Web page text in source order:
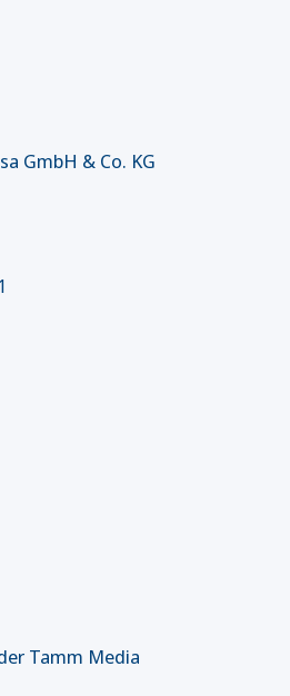
GmbH & Co. KG
Tamm Media